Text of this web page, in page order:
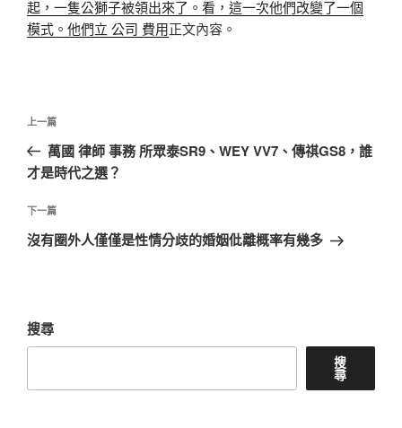
起，一隻公獅子被領出來了。看，這一次他們改變了一個
模式。他們立 公司 費用正文內容。
文
導
覽
上
一
篇
章
上一篇
萬國 律師 事務 所眾泰SR9、WEY VV7、傳祺GS8，誰
才是時代之選？
下
一
下一篇
沒有圈外人僅僅是性情分歧的婚姻仳離概率有幾多
搜尋
搜
尋